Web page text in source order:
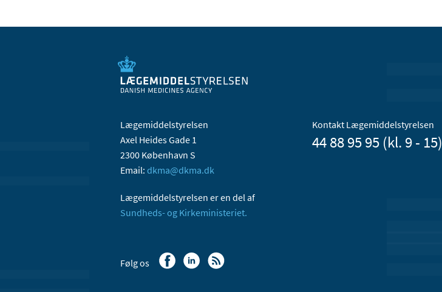
Lægemiddelstyrelsen
Axel Heides Gade 1
2300 København S
Email: dkma@dkma.dk
Lægemiddelstyrelsen er en del af
Sundheds- og Kirkeministeriet.
Kontakt Lægemiddelstyrelsen
44 88 95 95 (kl. 9 - 15)
Følg os